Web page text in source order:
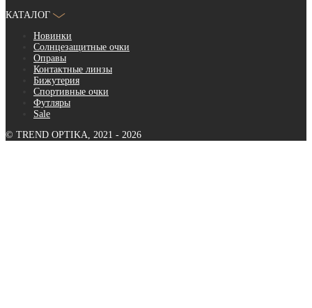
КАТАЛОГ
Новинки
Солнцезащитные очки
Оправы
Контактные линзы
Бижутерия
Спортивные очки
Футляры
Sale
© TREND OPTIKA, 2021 - 2026